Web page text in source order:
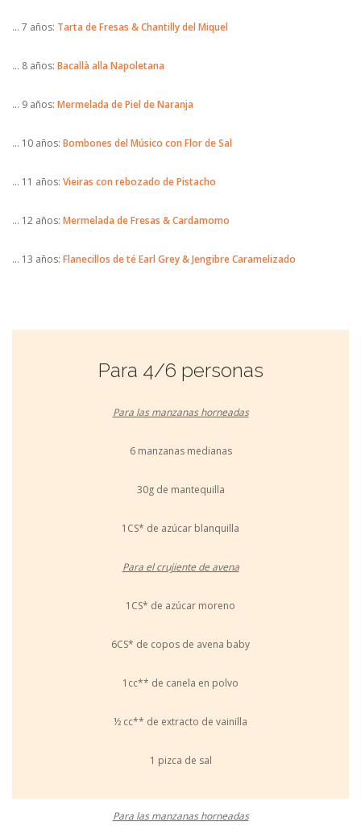
… 7 años: Tarta de Fresas & Chantilly del Miquel
… 8 años: Bacallà alla Napoletana
… 9 años: Mermelada de Piel de Naranja
… 10 años: Bombones del Músico con Flor de Sal
… 11 años: Vieiras con rebozado de Pistacho
… 12 años: Mermelada de Fresas & Cardamomo
… 13 años: Flanecillos de té Earl Grey & Jengibre Caramelizado
Para 4/6 personas
Para las manzanas horneadas
6 manzanas medianas
30g de mantequilla
1CS* de azúcar blanquilla
Para el crujiente de avena
1CS* de azúcar moreno
6CS* de copos de avena baby
1cc** de canela en polvo
½ cc** de extracto de vainilla
1 pizca de sal
Para las manzanas horneadas